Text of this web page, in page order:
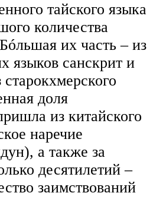
тайского языка
количества
их часть – из
языков санскрит и
доля
из китайского
наречие
а также за
десятилетий –
заимствований